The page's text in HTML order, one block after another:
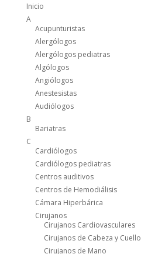
Inicio
A
Acupunturistas
Alergólogos
Alergólogos pediatras
Algólogos
Angiólogos
Anestesistas
Audiólogos
B
Bariatras
C
Cardiólogos
Cardiólogos pediatras
Centros auditivos
Centros de Hemodiálisis
Cámara Hiperbárica
Cirujanos
Cirujanos Cardiovasculares
Cirujanos de Cabeza y Cuello
Cirujanos de Mano